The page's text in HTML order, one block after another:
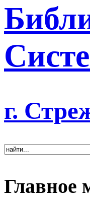
г.
Главное